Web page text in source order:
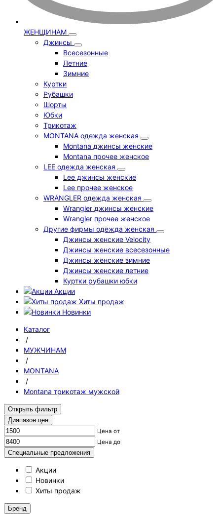
ЖЕНЩИНАМ
Джинсы
Всесезонные
Летние
Зимние
Куртки
Рубашки
Шорты
Юбки
Трикотаж
MONTANA одежда женская
Montana джинсы женские
Montana прочее женское
LEE одежда женская
Lee джинсы женские
Lee прочее женское
WRANGLER одежда женская
Wrangler джинсы женские
Wrangler прочее женское
Другие фирмы одежда женская
Джинсы женские Velocity
Джинсы женские всесезонные
Джинсы женские зимние
Джинсы женские летние
Куртки рубашки юбки
Акции
Хиты продаж
Новинки
Каталог
/
МУЖЧИНАМ
/
MONTANA
/
Montana трикотаж мужской
Открыть фильтр
Диапазон цен
Цена от
Цена до
Специальные предложения
Акции
Новинки
Хиты продаж
Бренд